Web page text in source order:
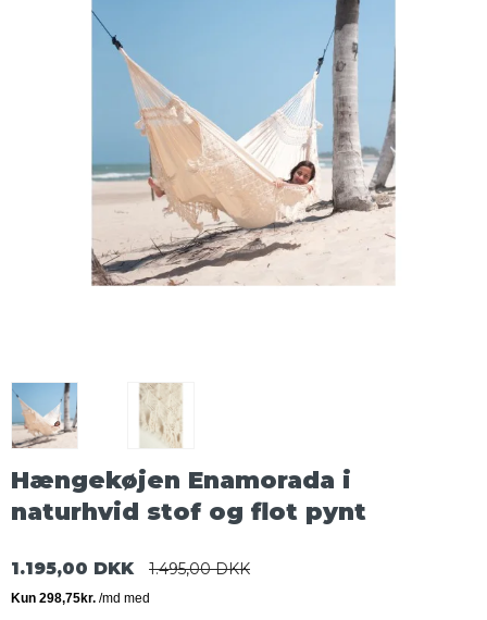
Hængekøjen Enamorada i
naturhvid stof og flot pynt
1.195,00 DKK 1.495,00 DKK